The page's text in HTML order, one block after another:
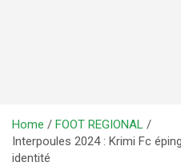
Home
FOOT REGIONAL
Interpoules 2024 : Krimi Fc
identité